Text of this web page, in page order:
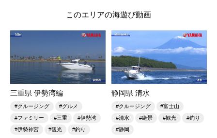
このエリアの海遊び動画
三重県 伊勢湾編
#クルージング
#グルメ
#ファミリー
#三重
#伊勢湾
#伊勢神宮
#観光 #釣り
静岡県 清水
#クルージング
#富士山
#清水
#絶景 #観光
#釣り
#静岡